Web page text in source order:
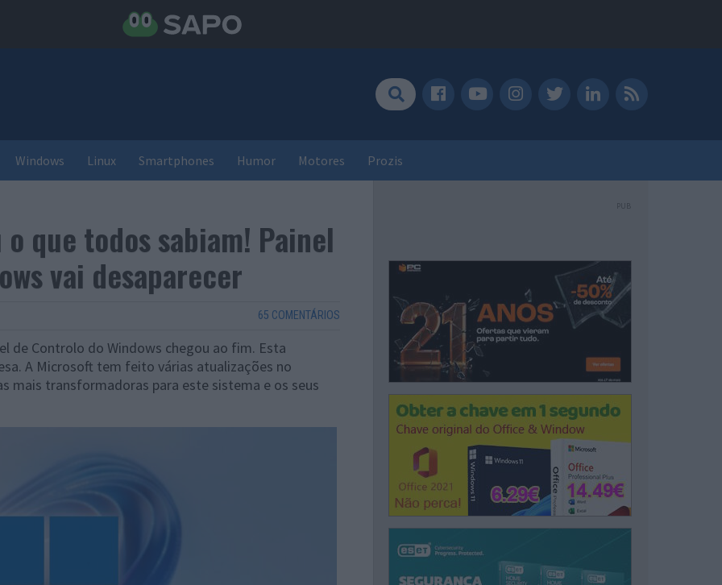
Windows Linux Smartphones Humor Motores Prozis
que todos sabiam! Painel
vai desaparecer
65 COMENTÁRIOS
de Controlo do Windows chegou ao fim. Esta
A Microsoft tem feito várias atualizações no
mais transformadoras para este sistema e os seus
PUB